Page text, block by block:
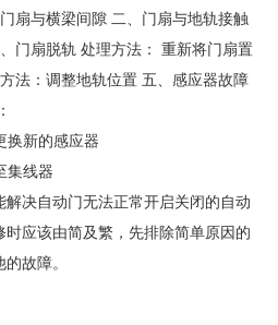
扇与横梁间隙 二、门扇与地轨接触
门扇脱轨 处理方法： 重新将门扇置
法：调整地轨位置 五、感应器故障
新的感应器
线器
决自动门无法正常开启关闭的自动
应该由简及繁，先排除简单原因的
故障。